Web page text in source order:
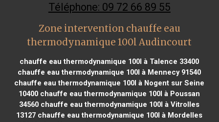
Téléphone: 09 72 66 89 55
Zone intervention chauffe eau
thermodynamique 100l Audincourt
chauffe eau thermodynamique 100l à Talence 33400
chauffe eau thermodynamique 100l à Mennecy 91540
chauffe eau thermodynamique 100l à Nogent sur Seine
10400 chauffe eau thermodynamique 100l à Poussan
34560 chauffe eau thermodynamique 100l à Vitrolles
13127 chauffe eau thermodynamique 100l à Mordelles